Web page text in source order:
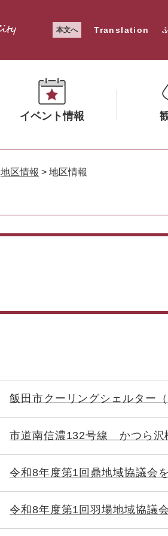
本文へ Translation
イベント情報
を
地区情報 > 地区情報
飯田市クーリングシェルター
市道南信濃132号線 かつら沢
令和8年度第1回鼎地域協議会
令和8年度第1回羽場地域協議